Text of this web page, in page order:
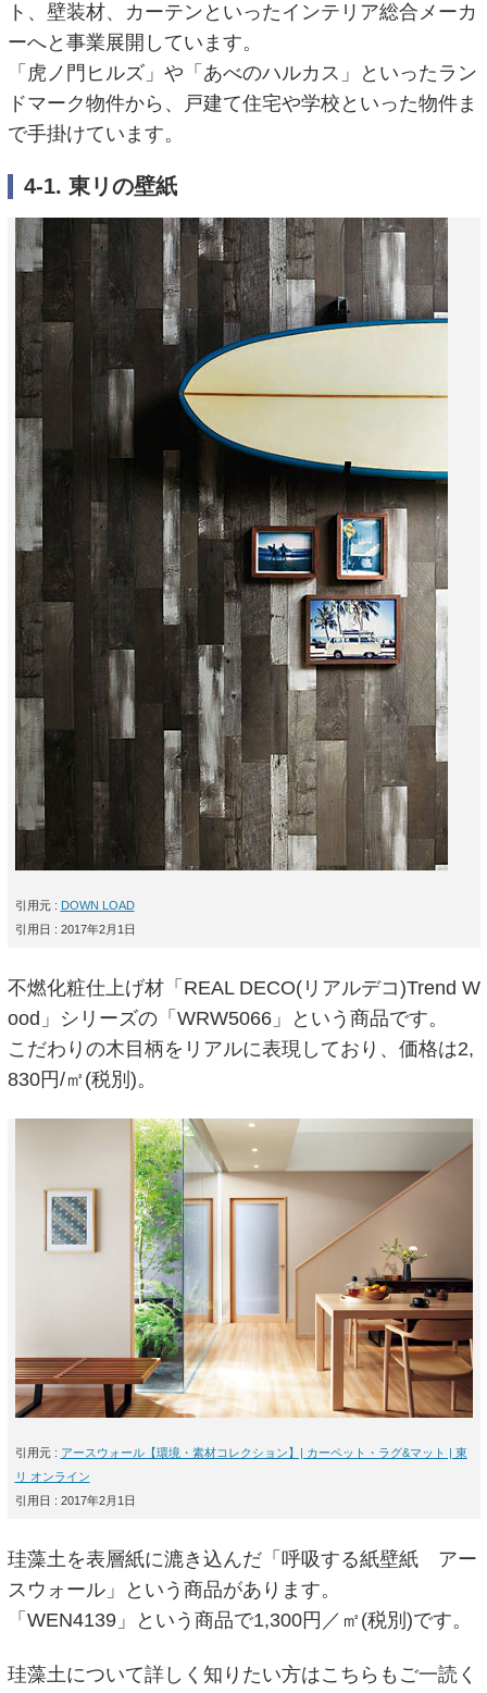
ト、壁装材、カーテンといったインテリア総合メーカ
ーへと事業展開しています。
「虎ノ門ヒルズ」や「あべのハルカス」といったラン
ドマーク物件から、戸建て住宅や学校といった物件ま
で手掛けています。
4-1. 東リの壁紙
引用元 : DOWN LOAD
引用日 : 2017年2月1日
不燃化粧仕上げ材「REAL DECO(リアルデコ)Trend W
ood」シリーズの「WRW5066」という商品です。
こだわりの木目柄をリアルに表現しており、価格は2,
830円/㎡(税別)。
引用元 : アースウォール【環境・素材コレクション】| カーペット・ラグ&マット | 東
リ オンライン
引用日 : 2017年2月1日
珪藻土を表層紙に漉き込んだ「呼吸する紙壁紙 アー
スウォール」という商品があります。
「WEN4139」という商品で1,300円／㎡(税別)です。
珪藻土について詳しく知りたい方はこちらもご一読く